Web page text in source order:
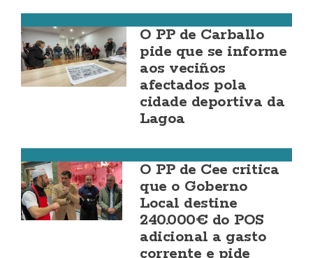
O PP de Carballo
pide que se informe
aos veciños
afectados pola
cidade deportiva da
Lagoa
O PP de Cee critica
que o Goberno
Local destine
240.000€ do POS
adicional a gasto
corrente e pide